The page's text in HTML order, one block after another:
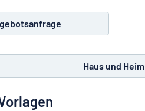
Aluminiumschilder
Aluminiumverbund-
Haus und Heim